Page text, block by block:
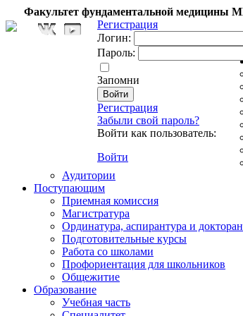
Факультет фундаментальной
Регистрация
Логин:
Пароль:
Запомни
Регистрация
Забыли свой пароль?
Войти как пользователь:
Войти
Аудитории
Поступающим
Приемная комиссия
Магистратура
Ординатура, аспирантура и
Подготовительные курсы
Работа со школами
Профориентация для школьников
Общежитие
Образование
Учебная часть